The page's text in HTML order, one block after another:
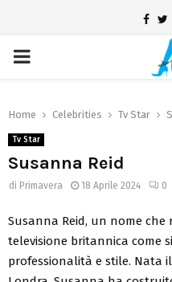
PRIMARY
Home Celebrities Tv Star
Tv Star
Susanna Reid
di Primavera 18 Aprile 2024 0
Susanna Reid, un nome
televisione britannica come
professionalità e stile. Nata il